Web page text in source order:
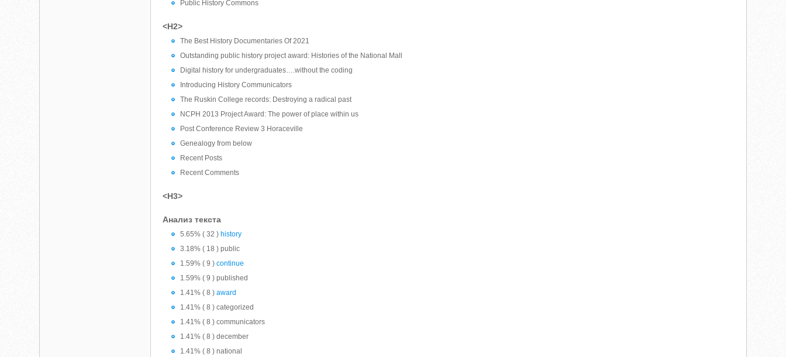
Public History Commons
<H2>
The Best History Documentaries Of 2021
Outstanding public history project award: Histories of the National Mall
Digital history for undergraduates….without the coding
Introducing History Communicators
The Ruskin College records: Destroying a radical past
NCPH 2013 Project Award: The power of place within us
Post Conference Review 3 Horaceville
Genealogy from below
Recent Posts
Recent Comments
<H3>
Анализ текста
5.65% ( 32 ) history
3.18% ( 18 ) public
1.59% ( 9 )continue
1.59% ( 9 ) published
1.41% ( 8 )award
1.41% ( 8 ) categorized
1.41% ( 8 ) communicators
1.41% ( 8 ) december
1.41% ( 8 ) national